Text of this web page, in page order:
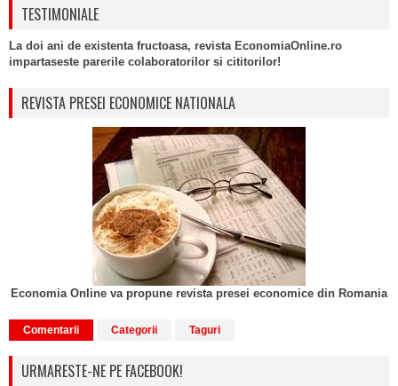
TESTIMONIALE
La doi ani de existenta fructoasa, revista EconomiaOnline.ro
impartaseste parerile colaboratorilor si cititorilor!
REVISTA PRESEI ECONOMICE NATIONALA
Economia Online va propune revista presei economice din Romania
Comentarii Categorii Taguri
URMARESTE-NE PE FACEBOOK!